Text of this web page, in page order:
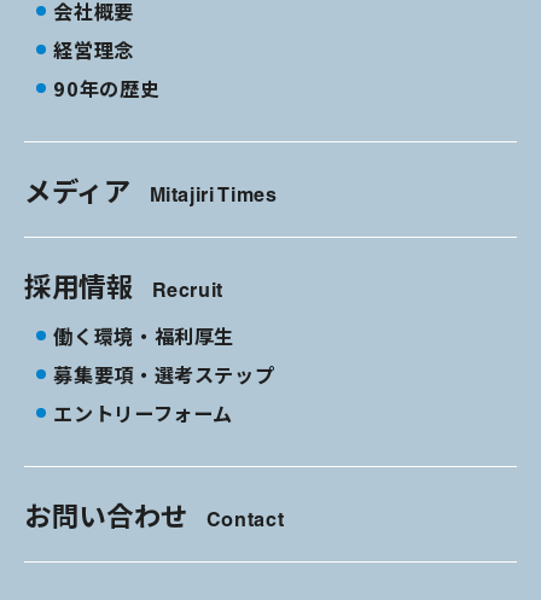
会社概要
経営理念
90年の歴史
メディア Mitajiri Times
採用情報 Recruit
働く環境・福利厚生
募集要項・選考ステップ
エントリーフォーム
お問い合わせ Contact